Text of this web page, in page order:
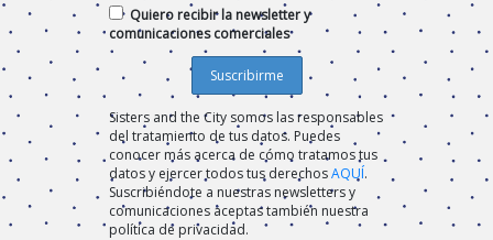
Quiero recibir la newsletter y
comunicaciones comerciales
Sisters and the City somos las responsables
del tratamiento de tus datos. Puedes
conocer más acerca de cómo tratamos tus
datos y ejercer todos tus derechosAQUÍ.
Suscribiéndote a nuestras newsletters y
comunicaciones aceptas también nuestra
política de privacidad.